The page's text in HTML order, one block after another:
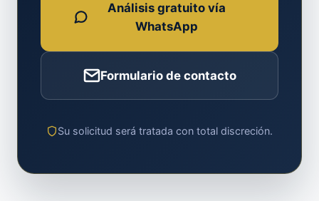
Análisis gratuito vía
WhatsApp
Formulario de contacto
Su solicitud será tratada con total discreción.